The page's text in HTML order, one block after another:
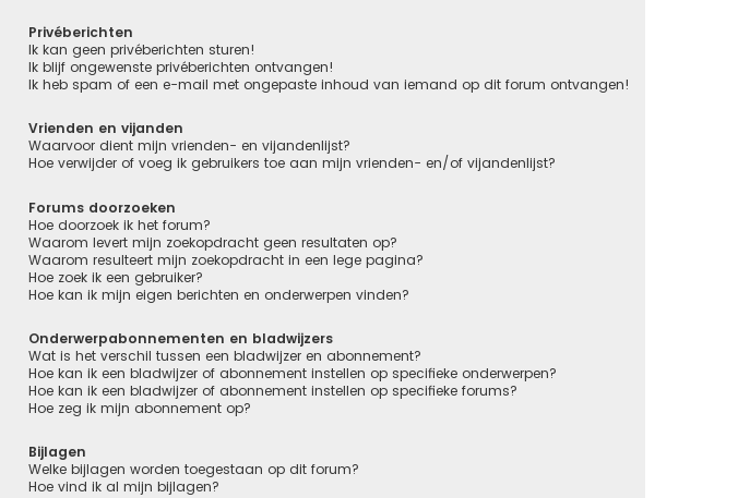
Privéberichten
Ik kan geen privéberichten sturen!
Ik blijf ongewenste privéberichten ontvangen!
Ik heb spam of een e-mail met ongepaste inhoud van iemand op dit forum ontvangen!
Vrienden en vijanden
Waarvoor dient mijn vrienden- en vijandenlijst?
Hoe verwijder of voeg ik gebruikers toe aan mijn vrienden- en/of vijandenlijst?
Forums doorzoeken
Hoe doorzoek ik het forum?
Waarom levert mijn zoekopdracht geen resultaten op?
Waarom resulteert mijn zoekopdracht in een lege pagina?
Hoe zoek ik een gebruiker?
Hoe kan ik mijn eigen berichten en onderwerpen vinden?
Onderwerpabonnementen en bladwijzers
Wat is het verschil tussen een bladwijzer en abonnement?
Hoe kan ik een bladwijzer of abonnement instellen op specifieke onderwerpen?
Hoe kan ik een bladwijzer of abonnement instellen op specifieke forums?
Hoe zeg ik mijn abonnement op?
Bijlagen
Welke bijlagen worden toegestaan op dit forum?
Hoe vind ik al mijn bijlagen?